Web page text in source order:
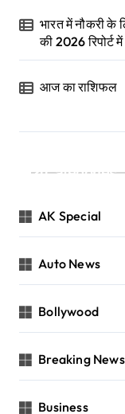
भारत में नौकरी के
की 2026 रिपोर्ट
आज का राशिफल
Categories
AK Special
Auto News
Bollywood
Breaking News
Business